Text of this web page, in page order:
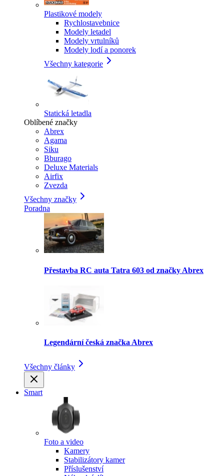
Plastikové modely
Rychlostavebnice
Modely letadel
Modely vrtulníků
Modely lodí a ponorek
Všechny kategorie
Statická letadla
Oblíbené značky
Abrex
Agama
Siku
Bburago
Deluxe Materials
Airfix
Zvezda
Všechny značky
Poradna
Přestavba RC auta Tatra 603 od značky Abrex
Legendární česká značka Abrex
Všechny články
Smart
Foto a video
Kamery
Stabilizátory kamer
Příslušenství